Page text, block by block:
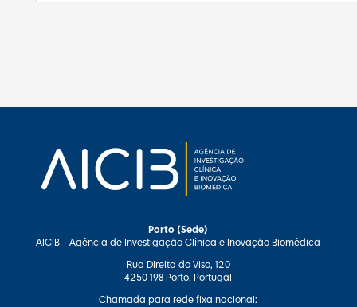
Porto (Sede)
AICIB – Agência de Investigação Clínica e Inovação Biomédica
Rua Direita do Viso, 120
4250-198 Porto, Portugal
Chamada para rede fixa nacional: